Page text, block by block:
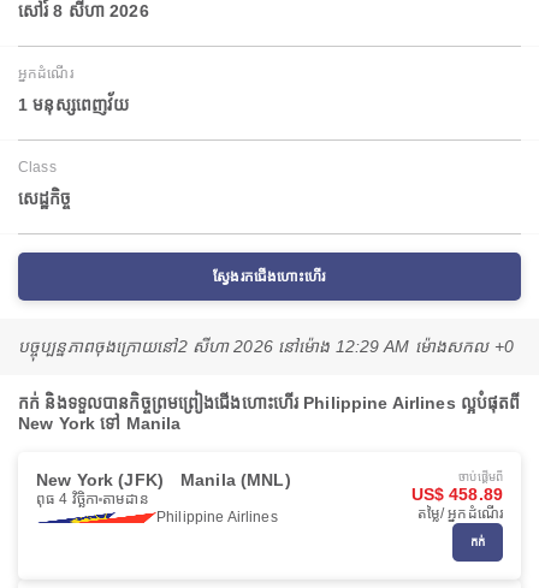
សៅរ៍ 8 សីហា 2026
អ្នកដំណើរ
1 មនុស្សពេញវ័យ
Class
សេដ្ឋកិច្ច
ស្វែងរកជើងហោះហើរ
បច្ចុប្បន្នភាពចុងក្រោយនៅ2 សីហា 2026 នៅ​ម៉ោង 12:29 AM ម៉ោង​សកល +0
កក់ និងទទួលបានកិច្ចព្រមព្រៀងជើងហោះហើរ Philippine Airlines ល្អបំផុតពី
New York ទៅ Manila
New York (JFK) Manila (MNL)
ពុធ 4 វិច្ឆិកា តាមដាន
Philippine Airlines
ចាប់ផ្ដើមពី
US$ 458.89
តម្លៃ/ អ្នកដំណើរ
កក់